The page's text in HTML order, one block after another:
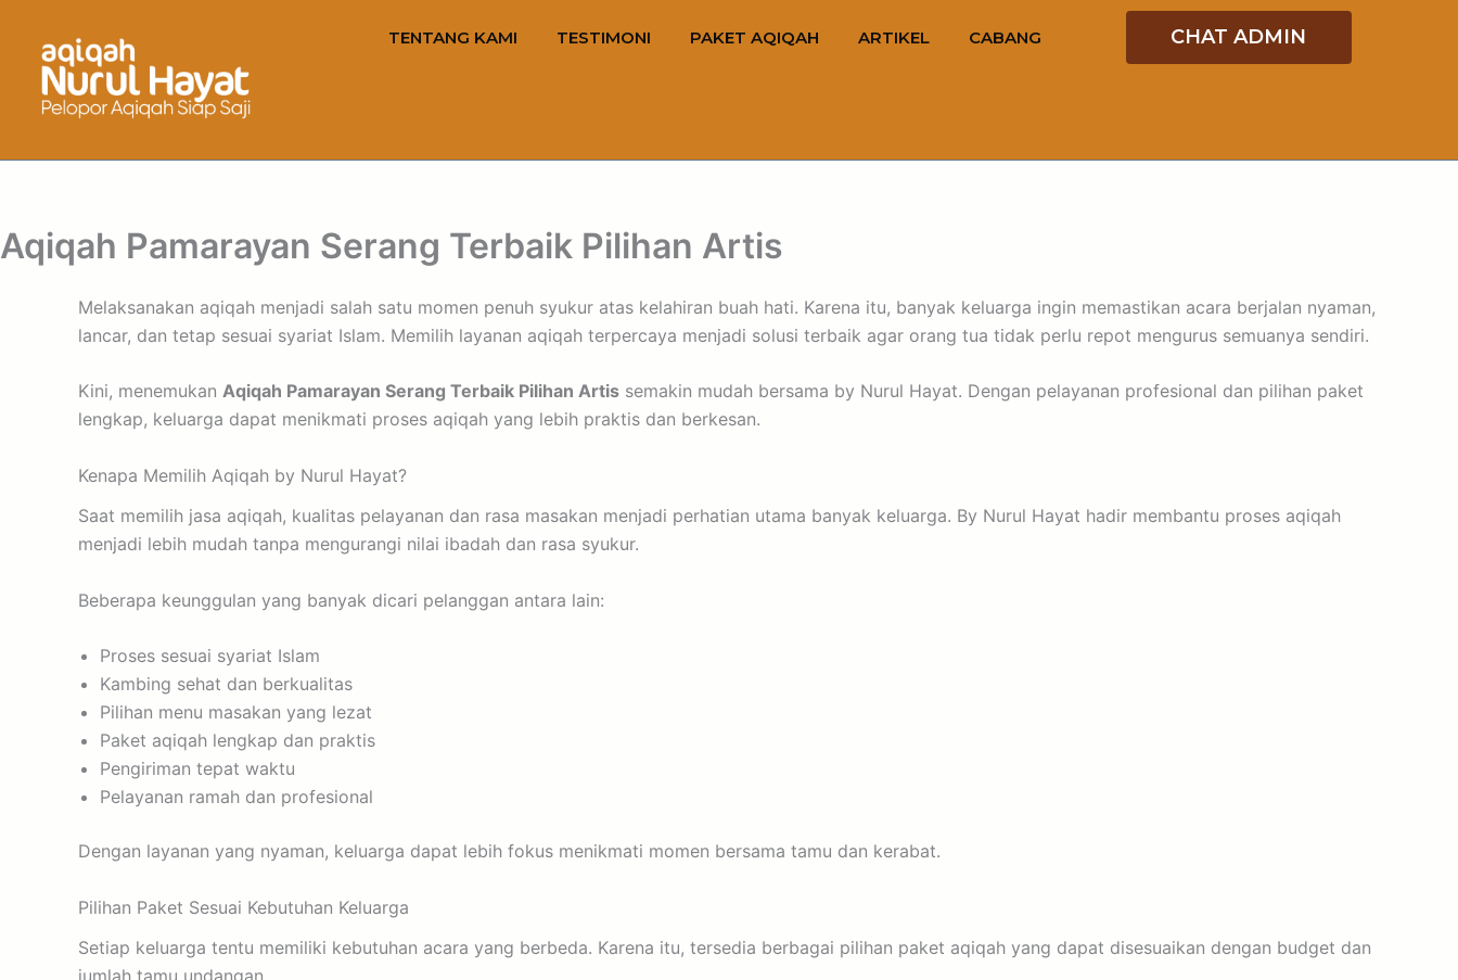
TENTANG KAMI TESTIMONI PAKET AQIQAH ARTIKEL CABANG CHAT ADMIN
Aqiqah Pamarayan Serang Terbaik Pilihan Artis
Melaksanakan aqiqah menjadi salah satu momen penuh syukur atas kelahiran buah hati. Karena itu, banyak keluarga ingin memastikan acara berjalan nyaman,
lancar, dan tetap sesuai syariat Islam. Memilih layanan aqiqah terpercaya menjadi solusi terbaik agar orang tua tidak perlu repot mengurus semuanya sendiri.
Kini, menemukan Aqiqah Pamarayan Serang Terbaik Pilihan Artis semakin mudah bersama by Nurul Hayat. Dengan pelayanan profesional dan pilihan paket
lengkap, keluarga dapat menikmati proses aqiqah yang lebih praktis dan berkesan.
Kenapa Memilih Aqiqah by Nurul Hayat?
Saat memilih jasa aqiqah, kualitas pelayanan dan rasa masakan menjadi perhatian utama banyak keluarga. By Nurul Hayat hadir membantu proses aqiqah
menjadi lebih mudah tanpa mengurangi nilai ibadah dan rasa syukur.
Beberapa keunggulan yang banyak dicari pelanggan antara lain:
Proses sesuai syariat Islam
Kambing sehat dan berkualitas
Pilihan menu masakan yang lezat
Paket aqiqah lengkap dan praktis
Pengiriman tepat waktu
Pelayanan ramah dan profesional
Dengan layanan yang nyaman, keluarga dapat lebih fokus menikmati momen bersama tamu dan kerabat.
Pilihan Paket Sesuai Kebutuhan Keluarga
Setiap keluarga tentu memiliki kebutuhan acara yang berbeda. Karena itu, tersedia berbagai pilihan paket aqiqah yang dapat disesuaikan dengan budget dan